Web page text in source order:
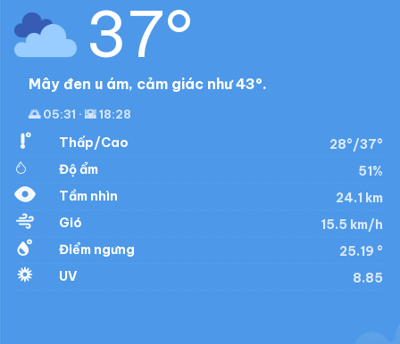
37°
Mây đen u ám, cảm giác như 43°.
🌅 05:31 · 🌇 18:28
Thấp/Cao
28°/37°
Độ ẩm
51%
Tầm nhìn
24.1 km
Gió
15.5 km/h
Điểm ngưng
25.19 °
UV
8.85